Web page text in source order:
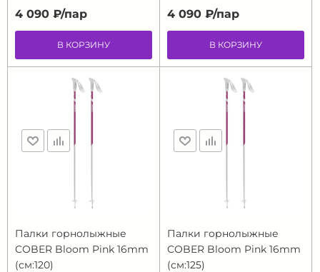
4 090 ₽/пар
В КОРЗИНУ
4 090 ₽/пар
В КОРЗИНУ
Палки горнолыжные
COBER Bloom Pink 16mm
(см:120)
Палки горнолыжные
COBER Bloom Pink 16mm
(см:125)